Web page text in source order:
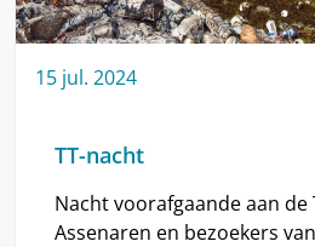
15 jul. 2024
TT-nacht
Nacht voorafgaande aan de
Assenaren en bezoekers